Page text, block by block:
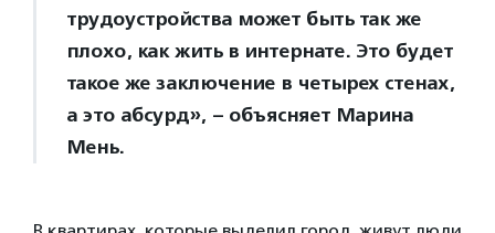
трудоустройства может быть так же
плохо, как жить в интернате. Это будет
такое же заключение в четырех стенах,
а это абсурд», – объясняет Марина
Мень.